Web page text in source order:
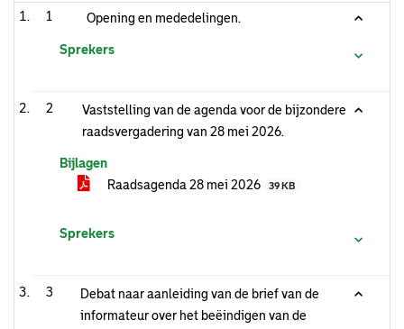
1 Opening en mededelingen.
Sprekers
2
Vaststelling van de agenda voor de bijzondere
raadsvergadering van 28 mei 2026.
Bijlagen
Raadsagenda 28 mei 2026
39 KB
Sprekers
3
Debat naar aanleiding van de brief van de
informateur over het beëindigen van de